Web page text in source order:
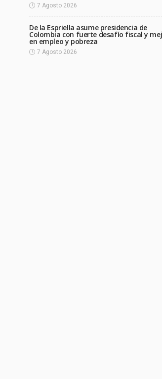
7 Agosto 2026
De la Espriella asume presidencia de
Colombia con fuerte desafío fiscal y
en empleo y pobreza
7 Agosto 2026